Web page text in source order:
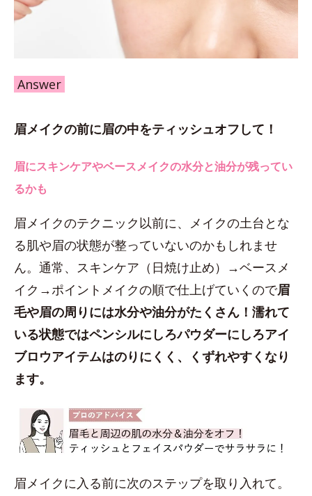
Answer
眉メイクの前に眉の中をティッシュオフして！
眉にスキンケアやベースメイクの水分と油分が残ってい
るかも
眉メイクのテクニック以前に、メイクの土台とな
る肌や眉の状態が整っていないのかもしれませ
ん。通常、スキンケア（日焼け止め）→ベースメ
イク→ポイントメイクの順で仕上げていくので眉
毛や眉の周りには水分や油分がたくさん！濡れて
いる状態ではペンシルにしろパウダーにしろアイ
ブロウアイテムはのりにくく、くずれやすくなり
ます。
眉メイクに入る前に次のステップを取り入れて。